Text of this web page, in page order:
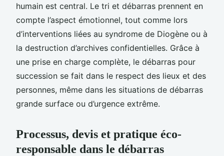
humain est central. Le tri et débarras prennent en
compte l’aspect émotionnel, tout comme lors
d’interventions liées au syndrome de Diogène ou à
la destruction d’archives confidentielles. Grâce à
une prise en charge complète, le débarras pour
succession se fait dans le respect des lieux et des
personnes, même dans les situations de débarras
grande surface ou d’urgence extrême.
Processus, devis et pratique éco-
responsable dans le débarras